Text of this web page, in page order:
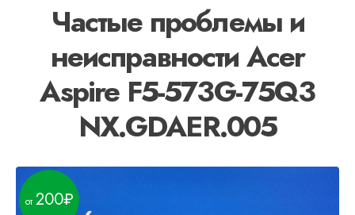
Частые проблемы и
неисправности Acer
Aspire F5-573G-75Q3
NX.GDAER.005
200